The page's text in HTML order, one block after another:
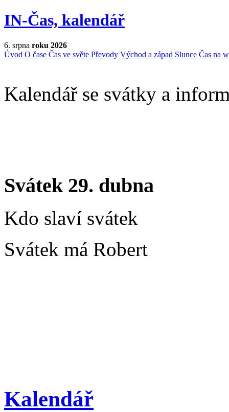
IN-Čas, kalendář
6. srpna roku 2026
Úvod O čase Čas ve světe Převody Východ a západ Slunce Čas na
Kalendář se svátky a
Svátek 29. dubna
Kdo slaví svátek
Svátek má Robert
Kalendář